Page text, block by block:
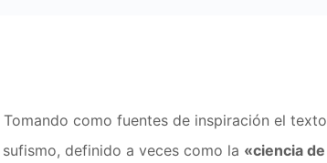
Tomando como fuentes de inspiración el texto
definido a veces como la «ciencia de